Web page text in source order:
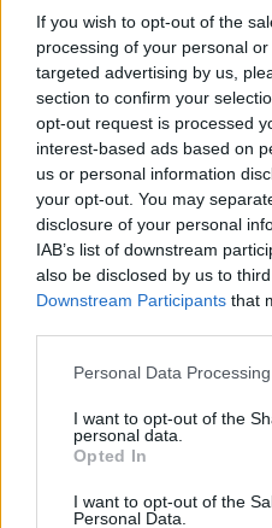
If you wish to opt-out of the
processing of your personal
targeted advertising by us,
section to confirm your
opt-out request is processed
interest-based ads based on
us or personal information
your opt-out. You may
disclosure of your personal
IAB’s list of downstream
also be disclosed by us to
Downstream Participants that
Personal Data
I want to opt-out of the
personal data.
Opted In
I want to opt-out of the
Personal Data.
Tételszám: 1
Eladó adatai
magyar festészet és az ezt
foglalkozik nemzetközi
tételt árverezett el, és sok ezer